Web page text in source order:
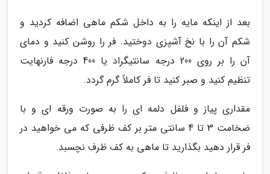
بعد از اینکه مایه را به داخل شکم ماهی اضافه کردید و
شکم آن را با نخ آشپزی دوختید. فر را روشن کنید و دمای
آن را بر روی 200 درجه سانتیگراد یا 400 درجه فارنهایت
تنظیم کنید و صبر کنید تا فر کاملاً گرم گردد.
مقداری پیاز و فلفل دلمه ای را به صورت ورقه ای و با
ضخامت 3 تا 4 سانتی متر بر کف ظرفی که می خواهید در
فر قرار دهید بگذارید تا ماهی به کف ظرف نچسبد.